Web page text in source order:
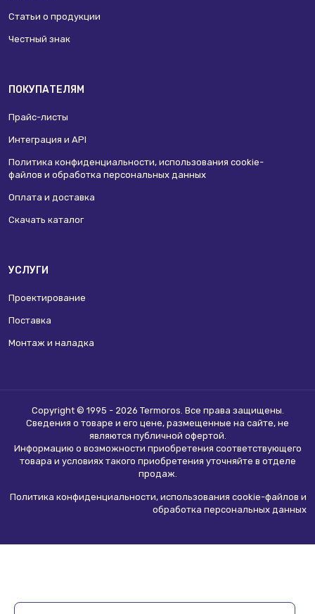
Статьи о продукции
Честный знак
ПОКУПАТЕЛЯМ
Прайс-листы
Интеграция и API
Политика конфиденциальности, использования сookie-
файлов и обработка персональных данных
Оплата и доставка
Скачать каталог
УСЛУГИ
Проектирование
Поставка
Монтаж и наладка
Copyright © 1995 - 2026 Termoros. Все права защищены.
Сведения о товаре и его цене, размещенные на сайте, не
являются публичной офертой.
Информацию о возможности приобретения соответствующего
товара и условиях такого приобретения уточняйте в отделе
продаж.
Политика конфиденциальности, использования сookie-файлов и
обработка персональных данных